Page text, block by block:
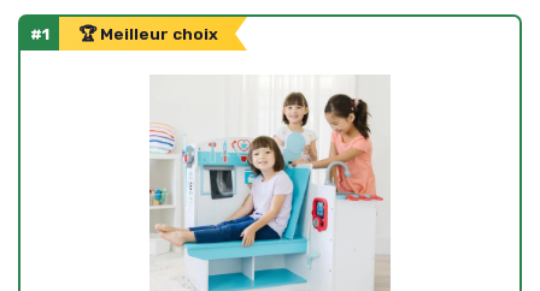
#1 🏆 Meilleur choix